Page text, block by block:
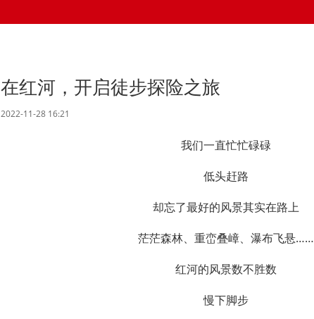
在红河，开启徒步探险之旅
2022-11-28 16:21
我们一直忙忙碌碌
低头赶路
却忘了最好的风景其实在路上
茫茫森林、重峦叠嶂、瀑布飞悬……
红河的风景数不胜数
慢下脚步